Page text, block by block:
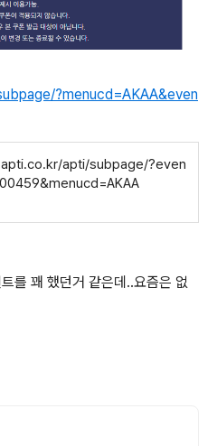
?menucd=AKAA&even
apti/subpage/?even
를 꽤 했던거 같은데..요즘은 없